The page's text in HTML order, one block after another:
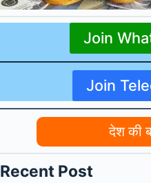
Join
Join
देश की
Recent Post